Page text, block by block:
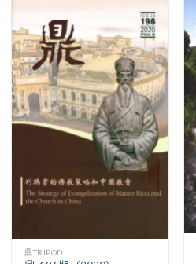
鼎TRIPOD